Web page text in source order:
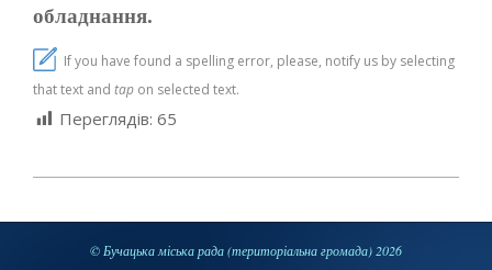
обладнання.
If you have found a spelling error, please, notify us by selecting
that text and tap on selected text.
Переглядів: 65
12-
© Бучацька міська рада (територіальна громада) 2026